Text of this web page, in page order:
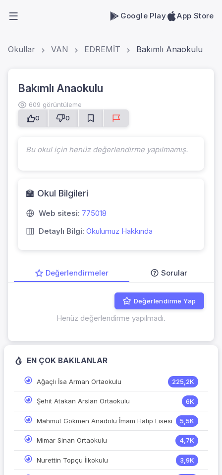
Google Play App Store
Okullar VAN EDREMİT Bakımlı Anaokulu
Bakımlı Anaokulu
609 görüntüleme
0
0
Bu okul için henüz değerlendirme yapılmamış.
🏫 Okul Bilgileri
Web sitesi: 775018
Detaylı Bilgi: Okulumuz Hakkında
Değerlendirmeler Sorular
Değerlendirme Yap
Henüz değerlendirme yapılmadı.
EN ÇOK BAKILANLAR
Ağaçlı İsa Arman Ortaokulu 225,2K
Şehit Atakan Arslan Ortaokulu 6K
Mahmut Gökmen Anadolu İmam Hatip Lisesi 5,5K
Mimar Sinan Ortaokulu 4,7K
Nurettin Topçu İlkokulu 3,9K